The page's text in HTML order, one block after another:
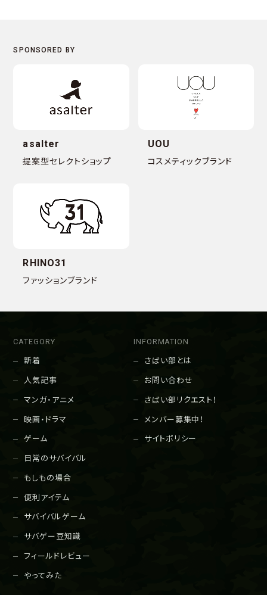
asalter
提案型セレクトショップ
UOU
コスメティックブランド
RHINO31
ファッションブランド
CATEGORY
新着
人気記事
マンガ・アニメ
映画・ドラマ
ゲーム
日常のサバイバル
もしもの場合
便利アイテム
サバイバルゲーム
サバゲー豆知識
フィールドレビュー
やってみた
INFORMATION
さばい部とは
お問い合わせ
さばい部リクエスト！
メンバー募集中！
サイトポリシー